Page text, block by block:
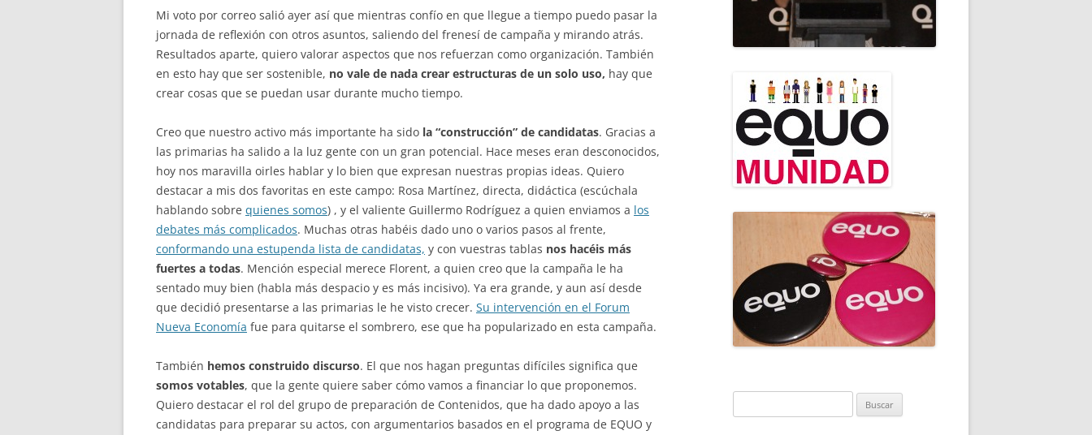
Mi voto por correo salió ayer así que mientras confío en que llegue a tiempo puedo pasar la
jornada de reflexión con otros asuntos, saliendo del frenesí de campaña y mirando atrás.
Resultados aparte, quiero valorar aspectos que nos refuerzan como organización. También
en esto hay que ser sostenible, no vale de nada crear estructuras de un solo uso, hay que
crear cosas que se puedan usar durante mucho tiempo.
Creo que nuestro activo más importante ha sido la “construcción” de candidatas. Gracias a
las primarias ha salido a la luz gente con un gran potencial. Hace meses eran desconocidos,
hoy nos maravilla oirles hablar y lo bien que expresan nuestras propias ideas. Quiero
destacar a mis dos favoritas en este campo: Rosa Martínez, directa, didáctica (escúchala
hablando sobre quienes somos) , y el valiente Guillermo Rodríguez a quien enviamos a los
debates más complicados. Muchas otras habéis dado uno o varios pasos al frente,
conformando una estupenda lista de candidatas, y con vuestras tablas nos hacéis más
fuertes a todas. Mención especial merece Florent, a quien creo que la campaña le ha
sentado muy bien (habla más despacio y es más incisivo). Ya era grande, y aun así desde
que decidió presentarse a las primarias le he visto crecer. Su intervención en el Forum
Nueva Economía fue para quitarse el sombrero, ese que ha popularizado en esta campaña.
También hemos construido discurso. El que nos hagan preguntas difíciles significa que
somos votables, que la gente quiere saber cómo vamos a financiar lo que proponemos.
Quiero destacar el rol del grupo de preparación de Contenidos, que ha dado apoyo a las
candidatas para preparar su actos, con argumentarios basados en el programa de EQUO y